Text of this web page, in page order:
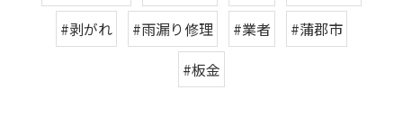
#剥がれ
#雨漏り修理 #業者
#蒲郡市
#板金